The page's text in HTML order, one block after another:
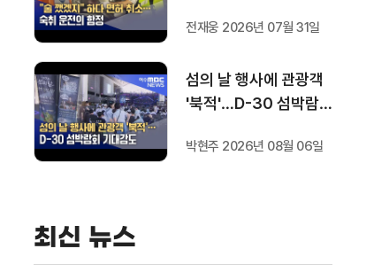
전재웅 2026년 07월 31일
섬의 날 행사에 관광객
'북적'…D-30 섬박람회
박현주 2026년 08월 06일
최신 뉴스